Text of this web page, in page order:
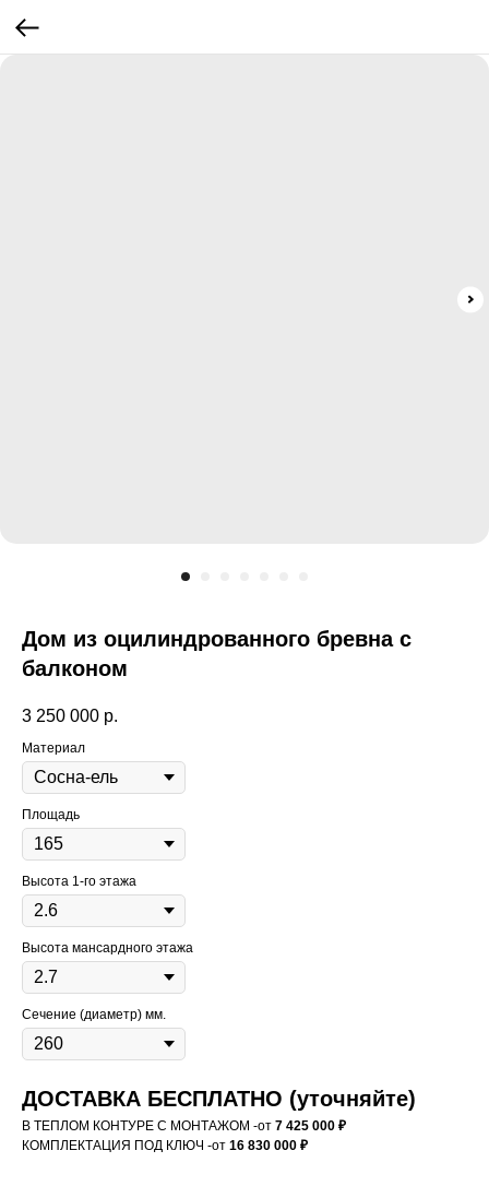
Дом из оцилиндрованного бревна с
балконом
3 250 000 р.
Материал
Площадь
Высота 1-го этажа
Высота мансардного этажа
Сечение (диаметр) мм.
ДОСТАВКА БЕСПЛАТНО (уточняйте)
В ТЕПЛОМ КОНТУРЕ С МОНТАЖОМ -от 7 425 000 ₽
КОМПЛЕКТАЦИЯ ПОД КЛЮЧ -от 16 830 000 ₽